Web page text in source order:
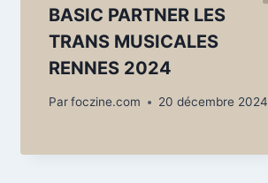
BASIC PARTNER LES
TRANS MUSICALES
RENNES 2024
Par foczine.com 20 décembre 2024